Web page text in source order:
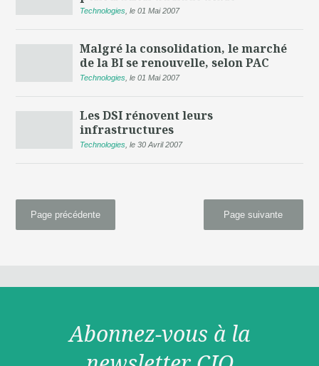
Technologies ,le 01 Mai 2007
Malgré la consolidation, le marché
de la BI se renouvelle, selon PAC
Technologies ,le 01 Mai 2007
Les DSI rénovent leurs
infrastructures
Technologies ,le 30 Avril 2007
Page suivante
Page précédente
Abonnez-vous à la